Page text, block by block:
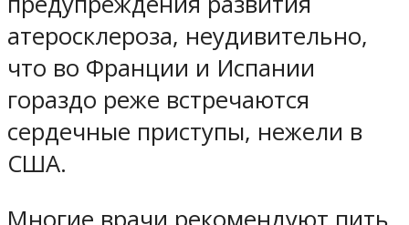
атеросклероза, неудивительно,
что во Франции и Испании
гораздо реже встречаются
сердечные приступы, нежели в
США.